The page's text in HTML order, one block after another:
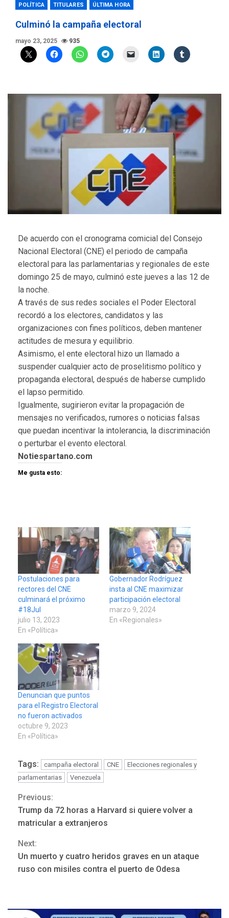
POLÍTICA TITULARES ÚLTIMA HORA
Culminó la campaña electoral
mayo 23, 2025 935
De acuerdo con el cronograma comicial del Consejo
Nacional Electoral (CNE) el periodo de campaña
electoral para las parlamentarias y regionales de este
domingo 25 de mayo, culminó este jueves a las 12 de
la noche.
A través de sus redes sociales el Poder Electoral
recordó a los electores, candidatos y las
organizaciones con fines políticos, deben mantener
actitudes de mesura y equilibrio.
Asimismo, el ente electoral hizo un llamado a
suspender cualquier acto de proselitismo político y
propaganda electoral, después de haberse cumplido
el lapso permitido.
Igualmente, sugirieron evitar la propagación de
mensajes no verificados, rumores o noticias falsas
que puedan incentivar la intolerancia, la discriminación
o perturbar el evento electoral.
Notiespartano.com
Me gusta esto:
Postulaciones para
rectores del CNE
culminará el próximo
#18Jul
julio 13, 2023
En «Política»
Gobernador Rodríguez
insta al CNE maximizar
participación electoral
marzo 9, 2024
En «Regionales»
Denuncian que puntos
para el Registro Electoral
no fueron activados
octubre 9, 2023
En «Política»
Tags: campaña electoral CNE
Elecciones regionales y
parlamentarias
Venezuela
Continue
Reading
Previous:
Trump da 72 horas a Harvard si quiere volver a
matricular a extranjeros
Next:
Un muerto y cuatro heridos graves en un ataque
ruso con misiles contra el puerto de Odesa
3
LATINOAMÉRICA Y CARIBE
TITULARES
armados
GUERRA EN EL MUNDO
EEUU para Gaza apoyado